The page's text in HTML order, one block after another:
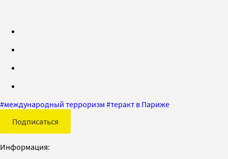
#международный терроризм #теракт в Париже
Подписаться
Информация: